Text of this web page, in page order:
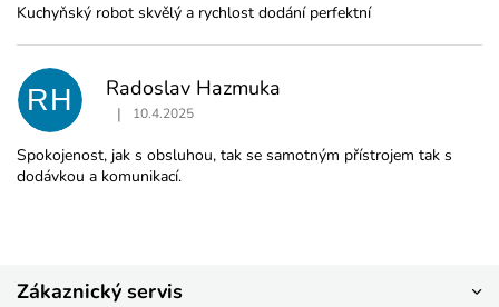
Kuchyňský robot skvělý a rychlost dodání perfektní
RH Radoslav Hazmuka
Hodnocení produktu je 5 z 5 hvězdiček.
| 10.4.2025
Spokojenost, jak s obsluhou, tak se samotným přístrojem tak s
dodávkou a komunikací.
Zákaznický servis